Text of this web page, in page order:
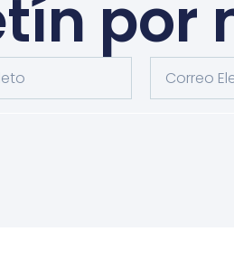
por